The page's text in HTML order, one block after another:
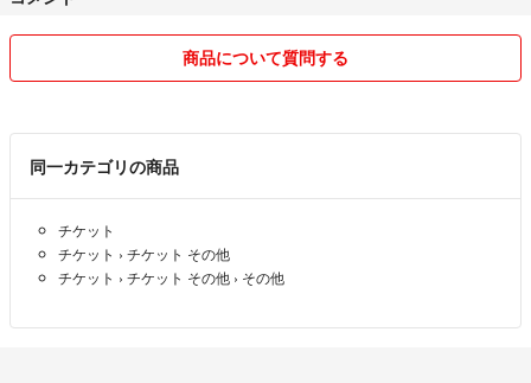
不在等の理由で受取評価が遅れる場合は、ご連絡をいただきますようお
目安は、到着後48時間以内です。
商品に問題がないにもかかわらず、連絡が無い場合は、残念ですが、評
価を下げます。
✅コンビニ支払い
ご購入時にお支払い予定をご連絡いただきますよう、お願い致します。
商品について質問する
同一カテゴリの商品
チケット
チケット › チケット その他
チケット › チケット その他 › その他